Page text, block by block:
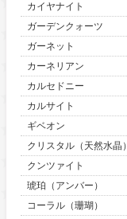
カイヤナイト
ガーデンクォーツ
ガーネット
カーネリアン
カルセドニー
カルサイト
ギベオン
クリスタル（天然水晶）
クンツァイト
琥珀（アンバー）
コーラル（珊瑚）